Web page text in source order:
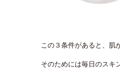
この３条件があると、肌
そのためには毎日のスキ